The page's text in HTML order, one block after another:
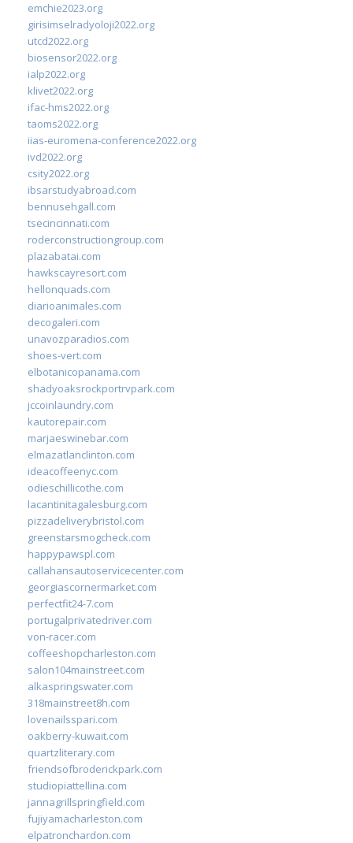
emchie2023.org
girisimselradyoloji2022.org
utcd2022.org
biosensor2022.org
ialp2022.org
klivet2022.org
ifac-hms2022.org
taoms2022.org
iias-euromena-conference2022.org
ivd2022.org
csity2022.org
ibsarstudyabroad.com
bennusehgall.com
tsecincinnati.com
roderconstructiongroup.com
plazabatai.com
hawkscayresort.com
hellonquads.com
diarioanimales.com
decogaleri.com
unavozparadios.com
shoes-vert.com
elbotanicopanama.com
shadyoaksrockportrvpark.com
jccoinlaundry.com
kautorepair.com
marjaeswinebar.com
elmazatlanclinton.com
ideacoffeenyc.com
odieschillicothe.com
lacantinitagalesburg.com
pizzadeliverybristol.com
greenstarsmogcheck.com
happypawspl.com
callahansautoservicecenter.com
georgiascornermarket.com
perfectfit24-7.com
portugalprivatedriver.com
von-racer.com
coffeeshopcharleston.com
salon104mainstreet.com
alkaspringswater.com
318mainstreet8h.com
lovenailsspari.com
oakberry-kuwait.com
quartzliterary.com
friendsofbroderickpark.com
studiopiattellina.com
jannagrillspringfield.com
fujiyamacharleston.com
elpatronchardon.com